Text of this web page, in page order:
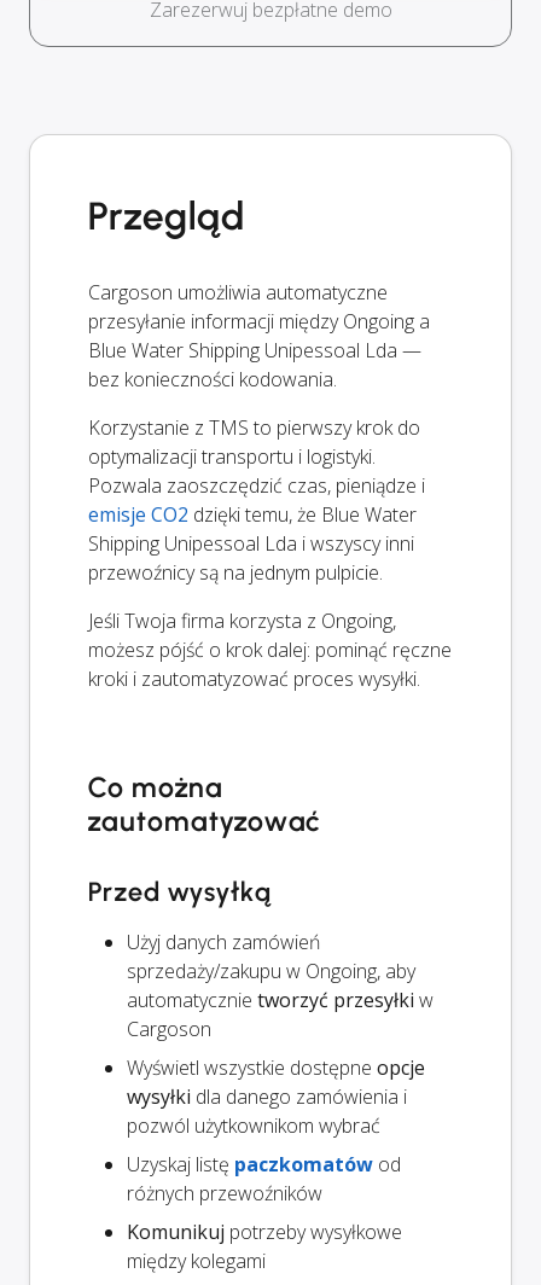
Zarezerwuj bezpłatne demo
Przegląd
Cargoson umożliwia automatyczne
przesyłanie informacji między Ongoing a
Blue Water Shipping Unipessoal Lda —
bez konieczności kodowania.
Korzystanie z TMS to pierwszy krok do
optymalizacji transportu i logistyki.
Pozwala zaoszczędzić czas, pieniądze i
emisje CO2 dzięki temu, że Blue Water
Shipping Unipessoal Lda i wszyscy inni
przewoźnicy są na jednym pulpicie.
Jeśli Twoja firma korzysta z Ongoing,
możesz pójść o krok dalej: pominąć ręczne
kroki i zautomatyzować proces wysyłki.
Co można
zautomatyzować
Przed wysyłką
Użyj danych zamówień
sprzedaży/zakupu w Ongoing, aby
automatycznie tworzyć przesyłki w
Cargoson
Wyświetl wszystkie dostępne opcje
wysyłki dla danego zamówienia i
pozwól użytkownikom wybrać
Uzyskaj listę paczkomatów od
różnych przewoźników
Komunikuj potrzeby wysyłkowe
między kolegami